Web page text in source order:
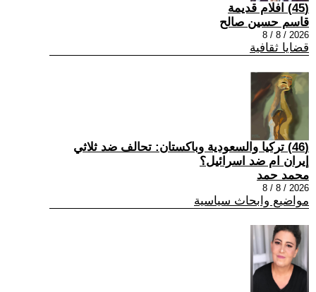
(45) افلام قديمة
قاسم حسين صالح
2026 / 8 / 8
قضايا ثقافية
(46) تركيا والسعودية وباكستان: تحالف ضد ثلاثي
إيران ام ضد اسرائيل؟
محمد حمد
2026 / 8 / 8
مواضيع وابحاث سياسية